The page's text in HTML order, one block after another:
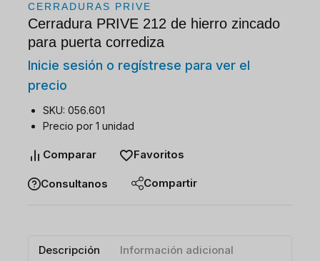
CERRADURAS PRIVE
Cerradura PRIVE 212 de hierro zincado
para puerta corrediza
Inicie sesión o regístrese para ver el
precio
SKU: 056.601
Precio por 1 unidad
Comparar Favoritos
Consultanos Compartir
Descripción Información adicional